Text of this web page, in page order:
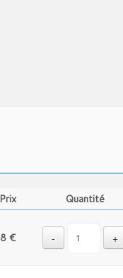
Prix Quantité
8 € - +